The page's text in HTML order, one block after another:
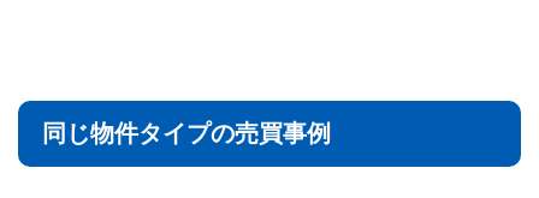
同じ物件タイプの売買事例